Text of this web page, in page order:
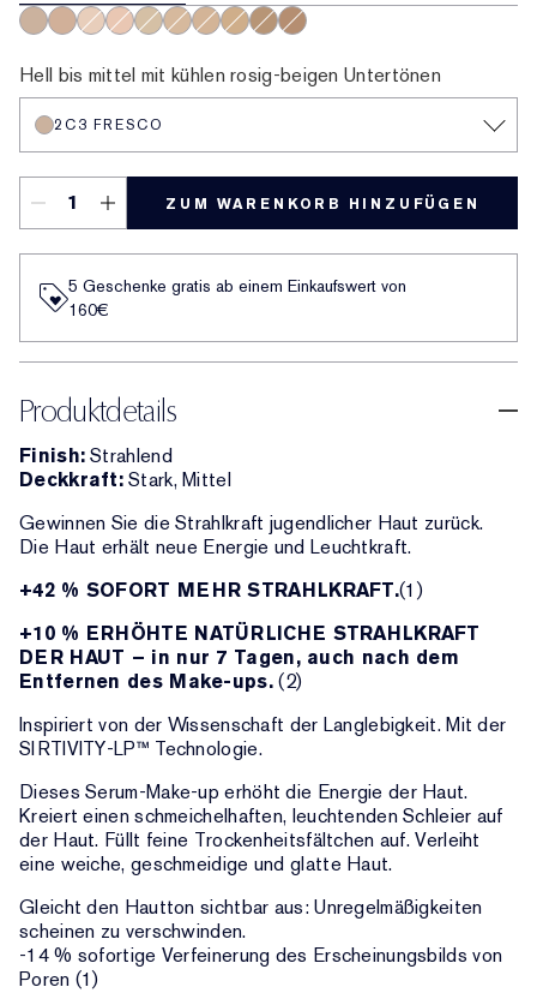
Hell bis mittel mit kühlen rosig-beigen Untertönen
2C3 FRESCO
ZUM WARENKORB HINZUFÜGEN
5 Geschenke gratis ab einem Einkaufswert von
160€​
Produktdetails
Finish:Strahlend
Deckkraft:Stark, Mittel
Gewinnen Sie die Strahlkraft jugendlicher Haut zurück.
Die Haut erhält neue Energie und Leuchtkraft.
+42 % SOFORT MEHR STRAHLKRAFT.(1)
+10 % ERHÖHTE NATÜRLICHE STRAHLKRAFT
DER HAUT – in nur 7 Tagen, auch nach dem
Entfernen des Make-ups.(2)
Inspiriert von der Wissenschaft der Langlebigkeit. Mit der
SIRTIVITY-LP™ Technologie.
Dieses Serum-Make-up erhöht die Energie der Haut.
Kreiert einen schmeichelhaften, leuchtenden Schleier auf
der Haut. Füllt feine Trockenheitsfältchen auf. Verleiht
eine weiche, geschmeidige und glatte Haut.
Gleicht den Hautton sichtbar aus: Unregelmäßigkeiten
scheinen zu verschwinden.
-14 % sofortige Verfeinerung des Erscheinungsbilds von
Poren (1)